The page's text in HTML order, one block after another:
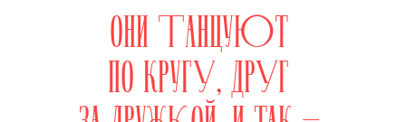
ОНИ ТАНЦУЮТ
ПО КРУГУ, ДРУГ